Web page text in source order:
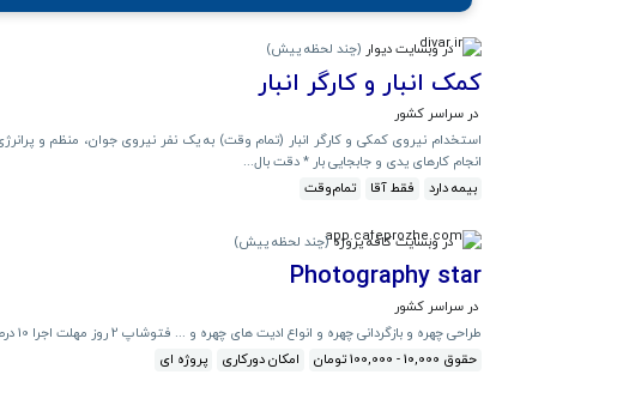
در وبسایت دیوار (چند لحظه پیش)
کمک انبار و کارگر انبار
در سراسر کشور
استخدام نیروی کمکی و کارگر انبار (تمام وقت) به یک نفر نیروی جوان، منظم و
انجام کارهای یدی و جابجایی بار * دقت بال...
بیمه دارد
فقط آقا تمام‌وقت
در وبسایت کافه پروژه (چند لحظه پیش)
Photography star
در سراسر کشور
طراحی چهره و بازگردانی چهره و انواع ادیت های چهره و ... فتوشاپ 2 روز مهلت اجرا 10 درصد ضمانت اجر...
حقوق 10,000 - 100,000 تومان
امکان دورکاری پروژه ای